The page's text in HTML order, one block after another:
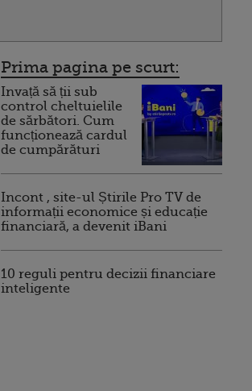
Prima pagina pe scurt:
Invață să ții sub
control cheltuielile
de sărbători. Cum
funcționează cardul
de cumpărături
Incont , site-ul Știrile Pro TV de
informații economice și educație
financiară, a devenit iBani
10 reguli pentru decizii financiare
inteligente